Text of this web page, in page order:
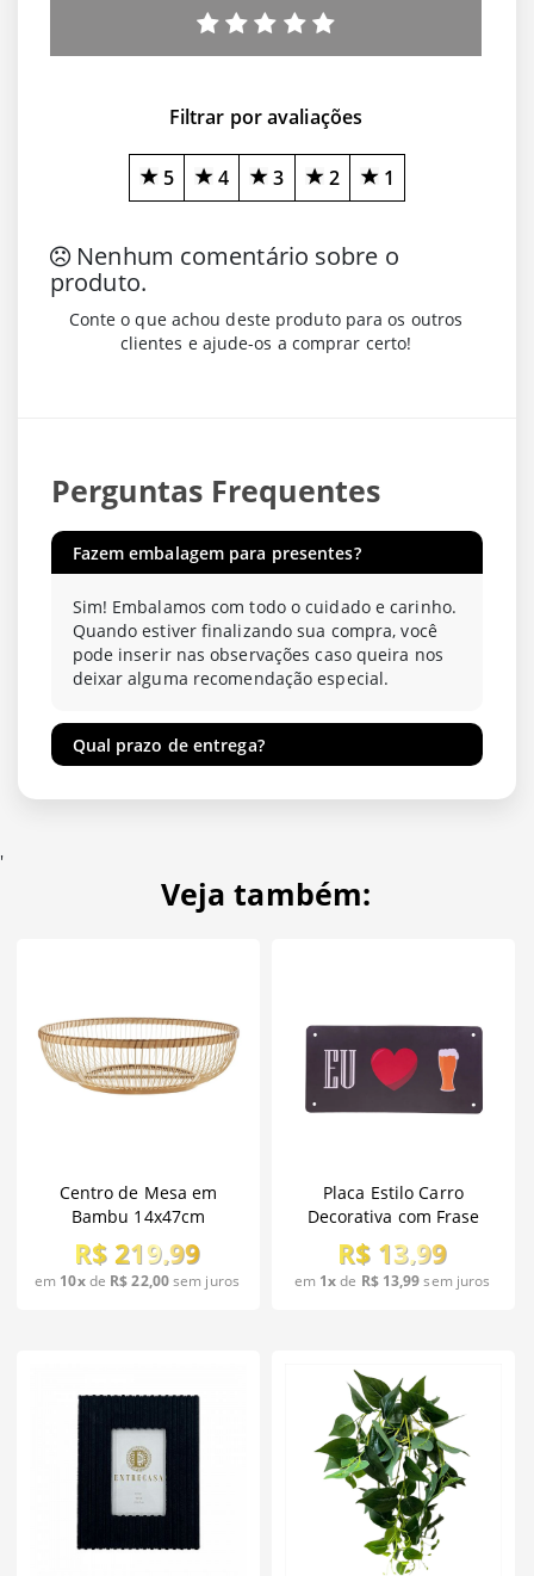
Filtrar por avaliações
5 4 3 2 1
Nenhum comentário sobre o
produto.
Conte o que achou deste produto para os outros
clientes e ajude-os a comprar certo!
Perguntas Frequentes
Fazem embalagem para presentes?
Sim! Embalamos com todo o cuidado e carinho.
Quando estiver finalizando sua compra, você
pode inserir nas observações caso queira nos
deixar alguma recomendação especial.
Qual prazo de entrega?
'
Veja também:
Centro de Mesa em
Bambu 14x47cm
R$ 219,99
em 10xde R$ 22,00sem juros
Placa Estilo Carro
Decorativa com Frase
R$ 13,99
em 1xde R$ 13,99sem juros